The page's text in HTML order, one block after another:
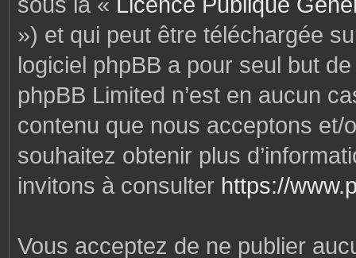
») et qui peut être téléchargée
logiciel phpBB a pour seul but
phpBB Limited n’est en aucun
contenu que nous acceptons et/
souhaitez obtenir plus
invitons à consulter https://
Vous acceptez de ne publier